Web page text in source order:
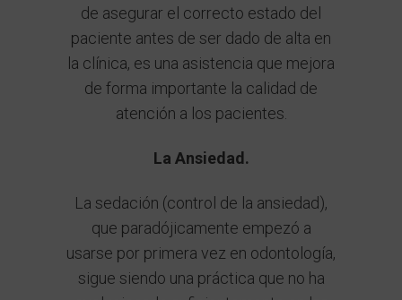
de asegurar el correcto estado del
paciente antes de ser dado de alta en
la clínica, es una asistencia que mejora
de forma importante la calidad de
atención a los pacientes.
La Ansiedad.
La sedación (control de la ansiedad),
que paradójicamente empezó a
usarse por primera vez en odontología,
sigue siendo una práctica que no ha